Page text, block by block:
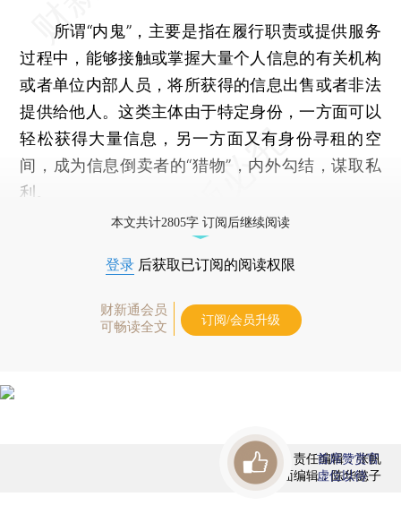
所谓“内鬼”，主要是指在履行职责或提供服务
过程中，能够接触或掌握大量个人信息的有关机构
或者单位内部人员，将所获得的信息出售或者非法
提供给他人。这类主体由于特定身份，一方面可以
轻松获得大量信息，另一方面又有身份寻租的空
间，成为信息倒卖者的“猎物”，内外勾结，谋取私
利。
本文共计2805字 订阅后继续阅读
登录 后获取已订阅的阅读权限
财新通会员
可畅读全文
订阅/会员升级
责任编辑：张帆
版面编辑：陈华懿子
首席赞赏官
虚位以待